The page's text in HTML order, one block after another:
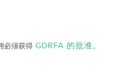
必须获得 GDRFA 的批准。